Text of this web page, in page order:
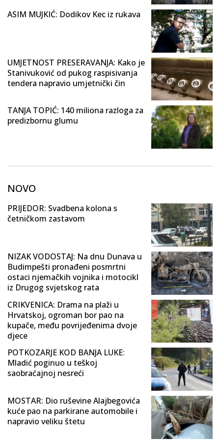
ASIM MUJKIĆ: Dodikov Kec iz rukava
UMJETNOST PRESERAVANJA: Kako je
Stanivuković od pukog raspisivanja
tendera napravio umjetnički čin
TANJA TOPIĆ: 140 miliona razloga za
predizbornu glumu
NOVO
PRIJEDOR: Svadbena kolona s
četničkom zastavom
NIZAK VODOSTAJ: Na dnu Dunava u
Budimpešti pronađeni posmrtni
ostaci njemačkih vojnika i motocikl
iz Drugog svjetskog rata
CRIKVENICA: Drama na plaži u
Hrvatskoj, ogroman bor pao na
kupače, među povrijeđenima dvoje
djece
POTKOZARJE KOD BANJA LUKE:
Mladić poginuo u teškoj
saobraćajnoj nesreći
MOSTAR: Dio ruševine Alajbegovića
kuće pao na parkirane automobile i
napravio veliku štetu